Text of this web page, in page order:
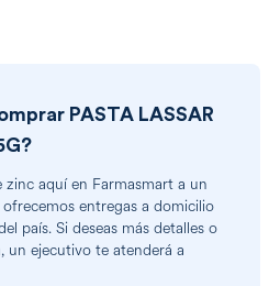
PASTA LASSAR
?
zinc aquí en Farmasmart a un
entregas a domicilio
país. Si deseas más detalles o
un ejecutivo te atenderá a